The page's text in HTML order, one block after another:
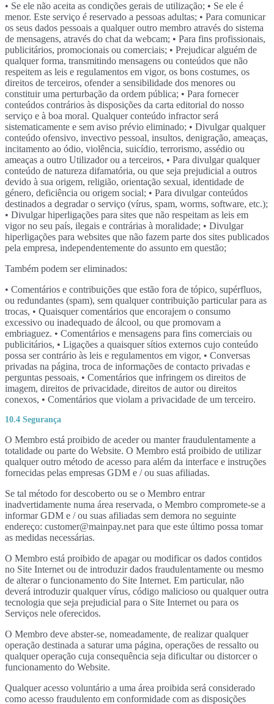
• Se ele não aceita as condições gerais de utilização; • Se ele é
menor. Este serviço é reservado a pessoas adultas; • Para comunicar
os seus dados pessoais a qualquer outro membro através do sistema
de mensagens, através do chat da webcam; • Para fins profissionais,
publicitários, promocionais ou comerciais; • Prejudicar alguém de
qualquer forma, transmitindo mensagens ou conteúdos que não
respeitem as leis e regulamentos em vigor, os bons costumes, os
direitos de terceiros, ofender a sensibilidade dos menores ou
constituir uma perturbação da ordem pública; • Para fornecer
conteúdos contrários às disposições da carta editorial do nosso
serviço e à boa moral. Qualquer conteúdo infractor será
sistematicamente e sem aviso prévio eliminado; • Divulgar qualquer
conteúdo ofensivo, invectivo pessoal, insultos, denigração, ameaças,
incitamento ao ódio, violência, suicídio, terrorismo, assédio ou
ameaças a outro Utilizador ou a terceiros, • Para divulgar qualquer
conteúdo de natureza difamatória, ou que seja prejudicial a outros
devido à sua origem, religião, orientação sexual, identidade de
género, deficiência ou origem social; • Para divulgar conteúdos
destinados a degradar o serviço (vírus, spam, worms, software, etc.);
• Divulgar hiperligações para sites que não respeitam as leis em
vigor no seu país, ilegais e contrárias à moralidade; • Divulgar
hiperligações para websites que não fazem parte dos sites publicados
pela empresa, independentemente do assunto em questão;
Também podem ser eliminados:
• Comentários e contribuições que estão fora de tópico, supérfluos,
ou redundantes (spam), sem qualquer contribuição particular para as
trocas, • Quaisquer comentários que encorajem o consumo
excessivo ou inadequado de álcool, ou que promovam a
embriaguez. • Comentários e mensagens para fins comerciais ou
publicitários, • Ligações a quaisquer sítios externos cujo conteúdo
possa ser contrário às leis e regulamentos em vigor, • Conversas
privadas na página, troca de informações de contacto privadas e
perguntas pessoais, • Comentários que infringem os direitos de
imagem, direitos de privacidade, direitos de autor ou direitos
conexos, • Comentários que violam a privacidade de um terceiro.
10.4 Segurança
O Membro está proibido de aceder ou manter fraudulentamente a
totalidade ou parte do Website. O Membro está proibido de utilizar
qualquer outro método de acesso para além da interface e instruções
fornecidas pelas empresas GDM e / ou suas afiliadas.
Se tal método for descoberto ou se o Membro entrar
inadvertidamente numa área reservada, o Membro compromete-se a
informar GDM e / ou suas afiliadas sem demora no seguinte
endereço: customer@mainpay.net para que este último possa tomar
as medidas necessárias.
O Membro está proibido de apagar ou modificar os dados contidos
no Site Internet ou de introduzir dados fraudulentamente ou mesmo
de alterar o funcionamento do Site Internet. Em particular, não
deverá introduzir qualquer vírus, código malicioso ou qualquer outra
tecnologia que seja prejudicial para o Site Internet ou para os
Serviços nele oferecidos.
O Membro deve abster-se, nomeadamente, de realizar qualquer
operação destinada a saturar uma página, operações de ressalto ou
qualquer operação cuja consequência seja dificultar ou distorcer o
funcionamento do Website.
Qualquer acesso voluntário a uma área proibida será considerado
como acesso fraudulento em conformidade com as disposições